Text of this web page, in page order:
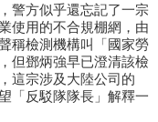
警方似乎還忘記了一宗
使用的不合規棚網，由
稱檢測機構叫「國家勞
但鄧炳強早已澄清該檢
這宗涉及大陸公司的
「反駁隊隊長」解釋一